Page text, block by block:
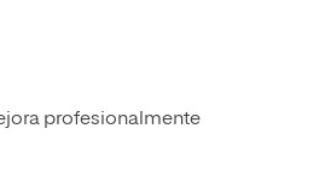
profesionalmente